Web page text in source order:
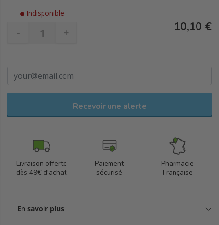
Indisponible
- + 10,10 €
Recevoir une alerte
Livraison offerte
dès 49€ d'achat
Paiement
sécurisé
Pharmacie
Française
En savoir plus